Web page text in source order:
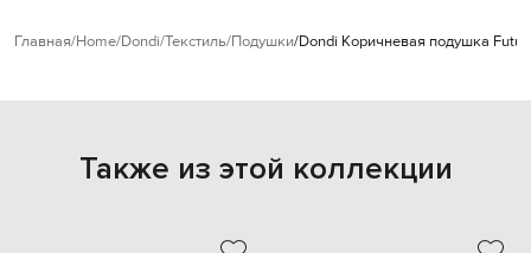
Главная Home Dondi Текстиль Подушки Dondi Коричневая подушка
Также из этой коллекции